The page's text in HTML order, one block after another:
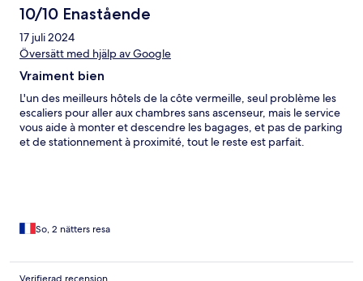
10/10 Enastående
17 juli 2024
Översätt med hjälp av Google
Vraiment bien
L'un des meilleurs hôtels de la côte vermeille, seul problème les
escaliers pour aller aux chambres sans ascenseur, mais le service
vous aide à monter et descendre les bagages, et pas de parking
et de stationnement à proximité, tout le reste est parfait.
So, 2 nätters resa